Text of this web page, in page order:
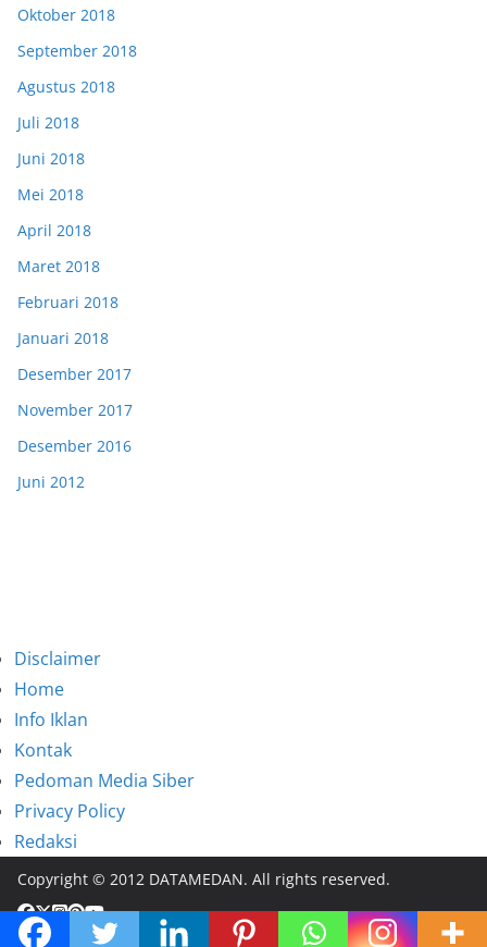
Oktober 2018
September 2018
Agustus 2018
Juli 2018
Juni 2018
Mei 2018
April 2018
Maret 2018
Februari 2018
Januari 2018
Desember 2017
November 2017
Desember 2016
Juni 2012
Disclaimer
Home
Info Iklan
Kontak
Pedoman Media Siber
Privacy Policy
Redaksi
Copyright © 2012 DATAMEDAN. All rights reserved.